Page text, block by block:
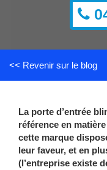
<< Revenir sur le blog
La porte d’entrée
référence en
cette marque
leur faveur, et en
(l’entreprise existe